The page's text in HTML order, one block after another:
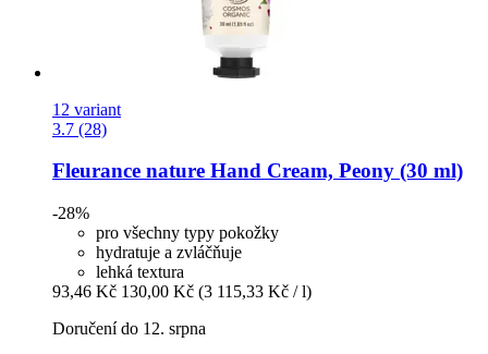
12 variant
3.7 (28)
Fleurance nature Hand Cream, Peony (30 ml)
-28%
pro všechny typy pokožky
hydratuje a zvláčňuje
lehká textura
93,46 Kč 130,00 Kč (3 115,33 Kč / l)
Doručení do 12. srpna